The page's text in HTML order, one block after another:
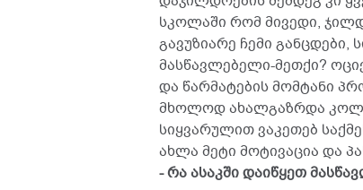
სკოლაში რომ მივედი,
გავუზიარე ჩემი
მასწავლებელი-მეთქი?
და წარმატების მომტანი
მხოლოდ ახალგაზრდა
სიყვარულით ვაკეთებ
ახლა მეტი მოტივაცია და
- რა ასაკში დაიწყეთ